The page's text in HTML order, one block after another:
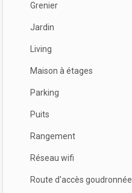
Grenier
Jardin
Living
Maison à étages
Parking
Puits
Rangement
Réseau wifi
Route d'accès goudronnée